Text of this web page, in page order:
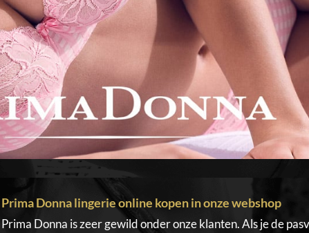
Prima Donna lingerie online kopen in onze webshop
Prima Donna is zeer gewild onder onze klanten. Als je de